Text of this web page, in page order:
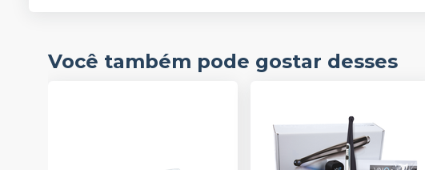
Você também pode gostar desses